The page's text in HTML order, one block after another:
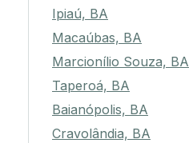
Ipiaú, BA
Macaúbas, BA
Marcionílio Souza, BA
Taperoá, BA
Baianópolis, BA
Cravolândia, BA